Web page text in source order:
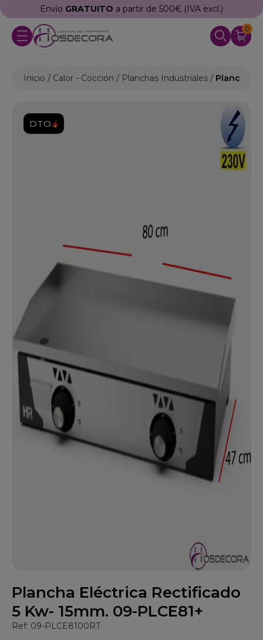
Envío GRATUITO a partir de 500€ (IVA excl.)
0
Inicio Calor - Cocción Planchas Industriales Plancha
DTO.
Plancha Eléctrica Rectificado
5 Kw- 15mm. 09-PLCE81+
Ref: 09-PLCE8100RT